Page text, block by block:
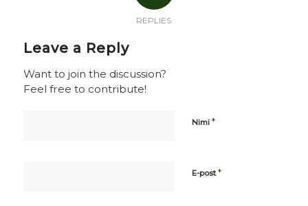
REPLIES
Leave a Reply
Want to join the discussion?
Feel free to contribute!
Nimi *
E-post*